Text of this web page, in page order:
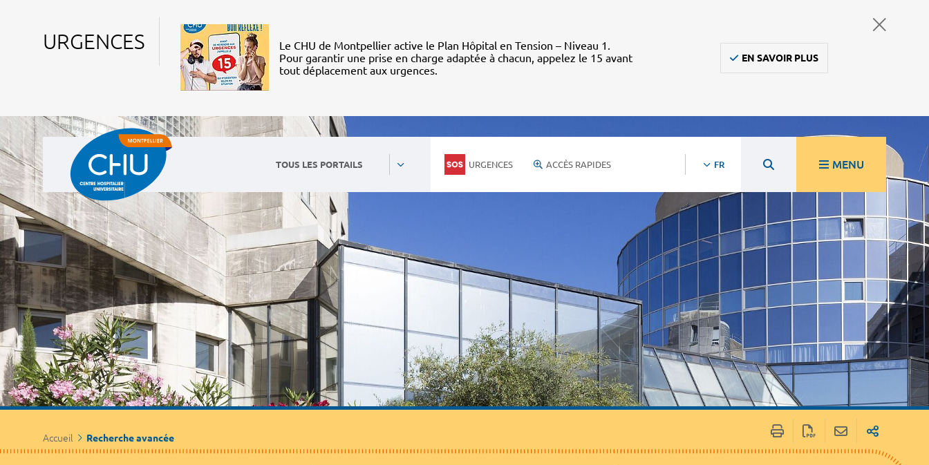
URGENCES
Le CHU de Montpellier active le Plan Hôpital en Tension – Niveau 1.
Pour garantir une prise en charge adaptée à chacun, appelez le 15 avant
tout déplacement aux urgences.
EN SAVOIR PLUS
TOUS LES PORTAILS URGENCES ACCÈS RAPIDES FR MENU
Accueil Recherche avancée